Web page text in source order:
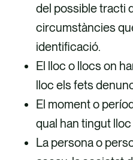
del possible tracti
circumstàncies
identificació.
El lloc o llocs on
lloc els fets
El moment o
qual han tingut
La persona o